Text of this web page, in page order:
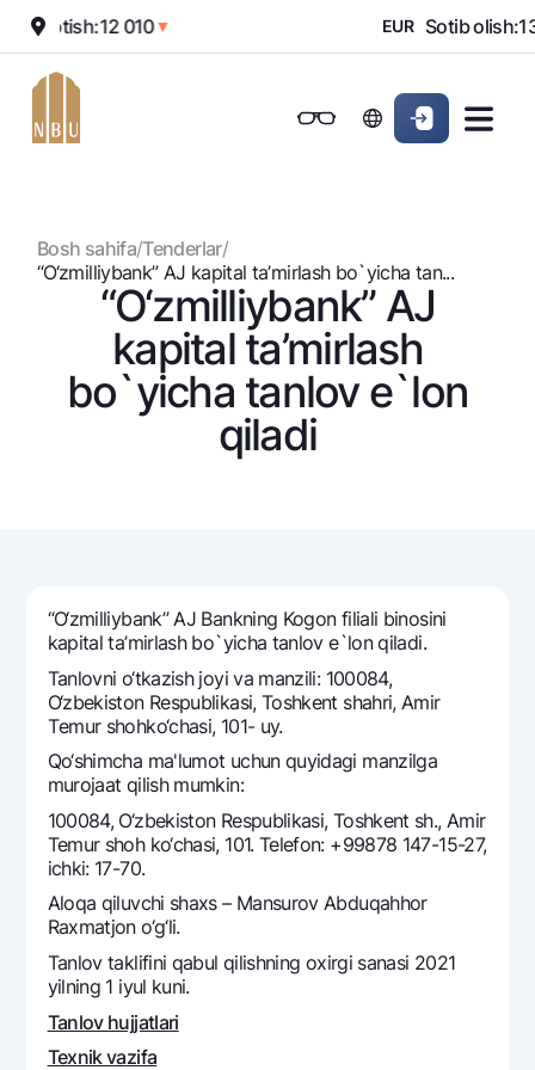
Shaxsiy kabinet
Jismoniy shaxslarga
Kreditlar
Ipoteka
Avtokredit
Omonatlar
Hamma uchun
Talab qilib olinguncha USD
Oltin omonat
NBU’dan oltin quymalar
Kumush omonat
Visa
Visa FIFA
Mastercard
Ish haqi
Garmin pay
Tariflar
Aksiyalar
Milliy mobil ilovasi
Ko'p beriladigan savollar
Sayt bo‘yicha qidiring
Qidirish
Foydali havolalar
Ko'p beriladigan savollar
Matbuot markazi
Sotish:12 010▼ EUR Sotib olish:13
Ovozni yoqishShaxsiy kabinet
Bosh sahifa/Tenderlar/
“O‘zmilliybank” AJ kapital ta’mirlash bo`yicha tan...
“O‘zmilliybank” AJ
kapital ta’mirlash
bo`yicha tanlov e`lon
qiladi
“O‘zmilliybank” AJ Bankning Kogon filiali binosini
kapital ta’mirlash bo`yicha tanlov e`lon qiladi.
Tanlovni o‘tkazish joyi va manzili: 100084,
O‘zbekiston Respublikasi, Toshkent shahri, Amir
Tеmur shohko‘chasi, 101- uy.
Qo‘shimcha ma'lumot uchun quyidagi manzilga
murojaat qilish mumkin:
100084, O‘zbekiston Respublikasi, Toshkent sh., Amir
Temur shoh ko‘chasi, 101. Telefon: +99878 147-15-27,
ichki: 17-70.
Aloqa qiluvchi shaxs – Mansurov Abduqahhor
Raxmatjon o‘g‘li.
Tanlov taklifini qabul qilishning oxirgi sanasi 2021
yilning 1 iyul kuni.
Tanlov hujjatlari
Texnik vazifa